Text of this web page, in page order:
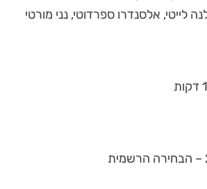
לייטי, אלסנדרו ספרדוטי, נני מורטי